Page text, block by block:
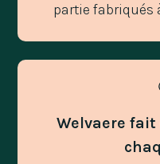
partie fabriqués
Welvaere fait